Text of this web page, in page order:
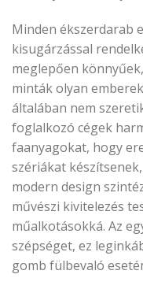
Minden ékszerdarab
kisugárzással
meglepően
minták olyan
általában nem
foglalkozó cégek
faanyagokat, hogy
szériákat
modern design
művészi kivitelezés
műalkotásokká. Az
szépséget, ez
gomb fülbevaló